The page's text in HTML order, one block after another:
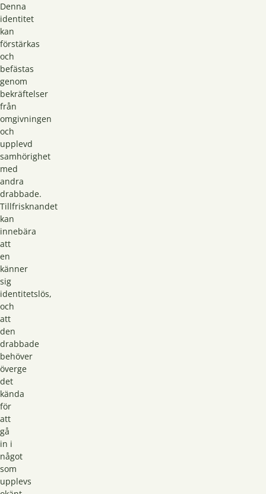
Denna
identitet
kan
förstärkas
och
befästas
genom
bekräftelser
från
omgivningen
och
upplevd
samhörighet
med
andra
drabbade.
Tillfrisknandet
kan
innebära
att
en
känner
sig
identitetslös,
och
att
den
drabbade
behöver
överge
det
kända
för
att
gå
in i
något
som
upplevs